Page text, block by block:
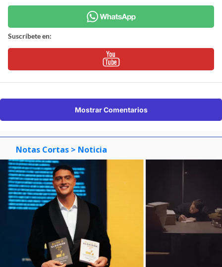
Suscríbete en:
Mostrar Comentarios
Notas Cortas > Noticia